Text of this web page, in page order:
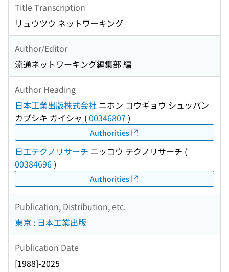
Title Transcription
リュウツウ ネットワーキング
Author/Editor
流通ネットワーキング編集部 編
Author Heading
日本工業出版株式会社 ニホン コウギョウ シュッパン
カブシキ ガイシャ (00346807 )
Authorities
日工テクノリサーチ ニッコウ テクノリサーチ (
00384696)
Authorities
Publication, Distribution, etc.
東京 : 日本工業出版
Publication Date
[1988]-2025